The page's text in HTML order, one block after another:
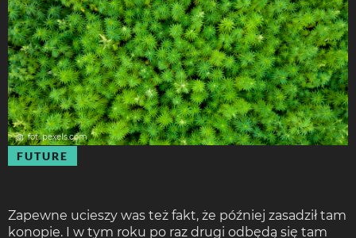
fot. pexels.com
FUTURE
Zapewne ucieszy was też fakt, że później zasadził tam
konopie. I w tym roku po raz drugi odbędą się tam